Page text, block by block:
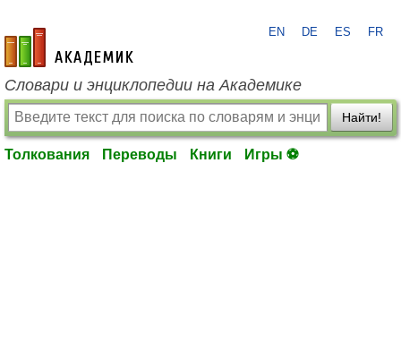
academic.ru
EN DE ES FR
Словари и энциклопедии на Академике
Найти!
Толкования Переводы Книги Игры ⚽